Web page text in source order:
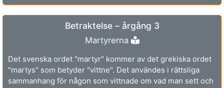
Betraktelse – årgång 3
Martyrerna
Det svenska ordet "martyr" kommer av det grekiska ordet
"martys" som betyder "vittne". Det användes i rättsliga
sammanhang för någon som vittnade om vad man sett och